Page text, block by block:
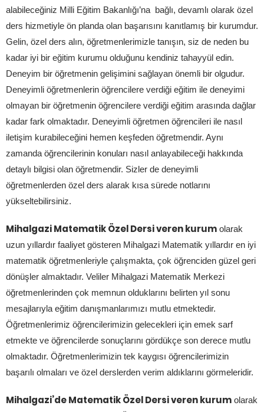
alabileceğiniz Milli Eğitim Bakanlığı’na bağlı, devamlı olarak özel
ders hizmetiyle ön planda olan başarısını kanıtlamış bir kurumdur.
Gelin, özel ders alın, öğretmenlerimizle tanışın, siz de neden bu
kadar iyi bir eğitim kurumu olduğunu kendiniz tahayyül edin.
Deneyim bir öğretmenin gelişimini sağlayan önemli bir olgudur.
Deneyimli öğretmenlerin öğrencilere verdiği eğitim ile deneyimi
olmayan bir öğretmenin öğrencilere verdiği eğitim arasında dağlar
kadar fark olmaktadır. Deneyimli öğretmen öğrencileri ile nasıl
iletişim kurabileceğini hemen keşfeden öğretmendir. Aynı
zamanda öğrencilerinin konuları nasıl anlayabileceği hakkında
detaylı bilgisi olan öğretmendir. Sizler de deneyimli
öğretmenlerden özel ders alarak kısa sürede notlarını
yükseltebilirsiniz.
Mihalgazi Matematik Özel Dersi veren kurum olarak
uzun yıllardır faaliyet gösteren Mihalgazi Matematik yıllardır en iyi
matematik öğretmenleriyle çalışmakta, çok öğrenciden güzel geri
dönüşler almaktadır. Veliler Mihalgazi Matematik Merkezi
öğretmenlerinden çok memnun olduklarını belirten yıl sonu
mesajlarıyla eğitim danışmanlarımızı mutlu etmektedir.
Öğretmenlerimiz öğrencilerimizin gelecekleri için emek sarf
etmekte ve öğrencilerde sonuçlarını gördükçe son derece mutlu
olmaktadır. Öğretmenlerimizin tek kaygısı öğrencilerimizin
başarılı olmaları ve özel derslerden verim aldıklarını görmeleridir.
Mihalgazi’de Matematik Özel Dersi veren kurum olarak